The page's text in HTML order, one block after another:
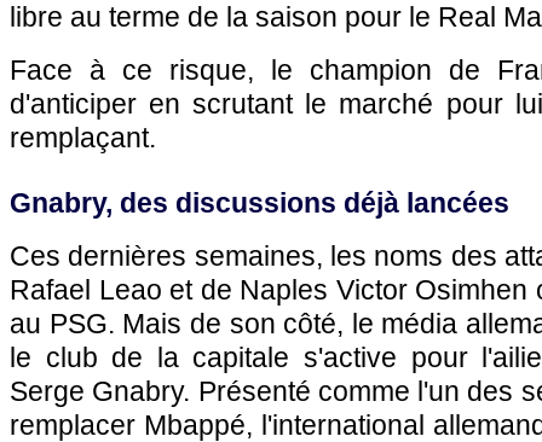
libre au terme de la saison pour le Real
Face à ce risque, le champion de
d'anticiper en scrutant le marché pour
remplaçant.
Gnabry, des discussions déjà lancées
Ces dernières semaines, les noms des
Rafael Leao et de Naples Victor Osimhen
au PSG. Mais de son côté, le média
le club de la capitale s'active pour
Serge Gnabry. Présenté comme l'un des
remplacer Mbappé, l'international